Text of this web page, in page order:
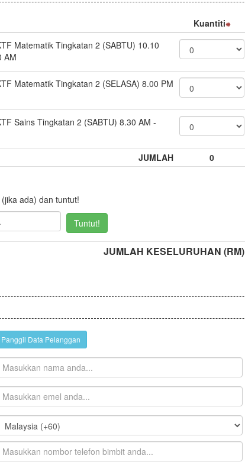
Kuantiti
Matematik Tingkatan 2 (SABTU) 10.10
AM
Matematik Tingkatan 2 (SELASA) 8.00 PM
Sains Tingkatan 2 (SABTU) 8.30 AM -
JUMLAH 0
ada) dan tuntut!
Tuntut!
JUMLAH KESELURUHAN (RM)
Panggil Data Pelanggan